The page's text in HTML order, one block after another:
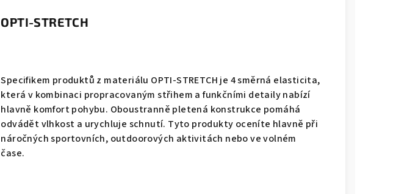
OPTI-STRETCH
Specifikem produktů z materiálu OPTI-STRETCH je 4 směrná elasticita,
která v kombinaci propracovaným střihem a funkčními detaily nabízí
hlavně komfort pohybu. Oboustranně pletená konstrukce pomáhá
odvádět vlhkost a urychluje schnutí. Tyto produkty oceníte hlavně při
náročných sportovních, outdoorových aktivitách nebo ve volném
čase.